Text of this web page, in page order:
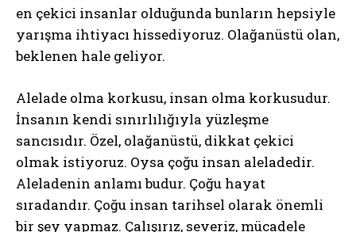
en çekici insanlar olduğunda bunların hepsiyle
yarışma ihtiyacı hissediyoruz. Olağanüstü olan,
beklenen hale geliyor.
Alelade olma korkusu, insan olma korkusudur.
İnsanın kendi sınırlılığıyla yüzleşme
sancısıdır. Özel, olağanüstü, dikkat çekici
olmak istiyoruz. Oysa çoğu insan aleladedir.
Aleladenin anlamı budur. Çoğu hayat
sıradandır. Çoğu insan tarihsel olarak önemli
bir şey yapmaz. Çalışırız, severiz, mücadele